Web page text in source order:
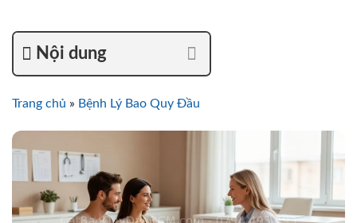
Nội dung
Trang chủ » Bệnh Lý Bao Quy Đầu